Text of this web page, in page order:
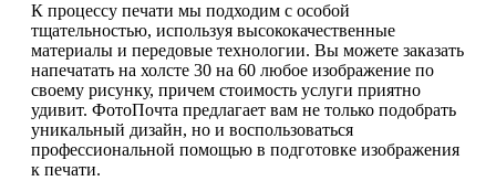
К процессу печати мы подходим с особой
тщательностью, используя высококачественные
материалы и передовые технологии. Вы можете заказать
напечатать на холсте 30 на 60 любое изображение по
своему рисунку, причем стоимость услуги приятно
удивит. ФотоПочта предлагает вам не только подобрать
уникальный дизайн, но и воспользоваться
профессиональной помощью в подготовке изображения
к печати.